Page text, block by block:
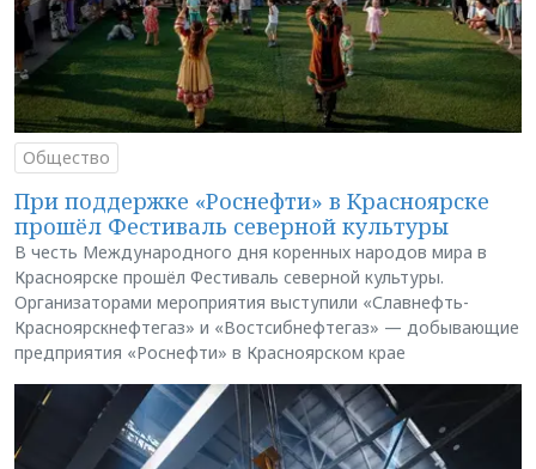
Общество
При поддержке «Роснефти» в Красноярске
прошёл Фестиваль северной культуры
В честь Международного дня коренных народов мира в
Красноярске прошёл Фестиваль северной культуры.
Организаторами мероприятия выступили «Славнефть-
Красноярскнефтегаз» и «Востсибнефтегаз» — добывающие
предприятия «Роснефти» в Красноярском крае